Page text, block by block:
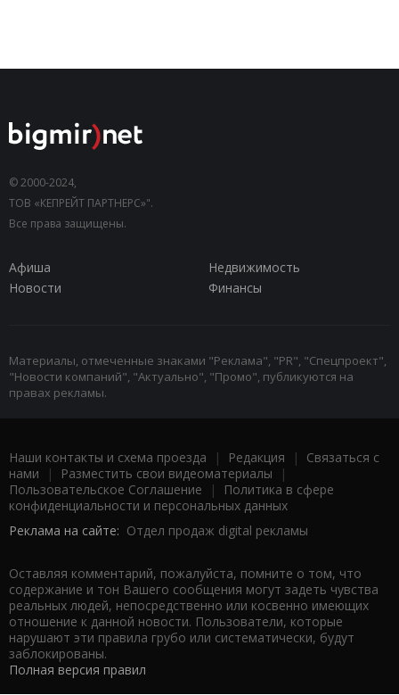
© 2000-2024,
ТОВ «КЕПРЕЙТ ПАРТНЕРС»".
Все права защищены.
Афиша
Недвижимость
Новости
Финансы
Материалы, отмеченные знаками "Реклама", "PR", "Спецпроект",
"Новости компаний", "Актуально", "Промо", публикуются на
правах рекламы.
Наши контакты и схема проезда | Редакция | Связаться с
нами | Разместить свои видеоматериалы |
Пользовательское Соглашение |
Политика в сфере
конфиденциальности и персональных данных
Реклама на сайте: Отдел продаж digital рекламы
Оставляя комментарий, пожалуйста, помните о том, что
содержание и тон Вашего сообщения могут задеть чувства
реальных людей, непосредственно или косвенно имеющих
отношение к данной новости. Пользователи, которые
нарушают эти правила грубо или систематически, будут
заблокированы.
Полная версия правил